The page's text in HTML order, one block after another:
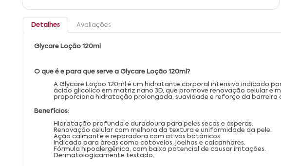
Detalhes Avaliações
Glycare Loção 120ml
O que é e para que serve a Glycare Loção 120ml?
A Glycare Loção 120ml é um hidratante corporal intensivo indicado
ácido glicólico em matriz nano 3D, que promove renovação celular
proporciona hidratação prolongada, suavidade e reforço da barreira
Benefícios:
Hidratação profunda e duradoura para peles secas e ásperas.
Renovação celular com melhora da textura e uniformidade da pele.
Ação calmante e reparadora com ativos botânicos.
Indicado para áreas como cotovelos, joelhos e calcanhares.
Fórmula hipoalergênica, com baixo potencial de causar irritações.
Dermatologicamente testado.